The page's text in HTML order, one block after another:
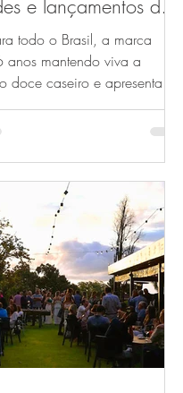
e lançamentos da
Vista na Expoagas
todo o Brasil, a marca
anos mantendo viva a
doce caseiro e apresenta